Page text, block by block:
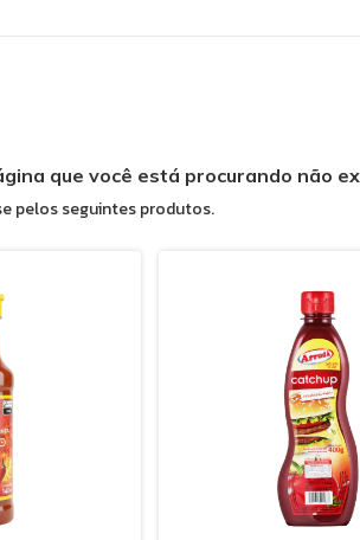
que você está procurando não
pelos seguintes produtos.